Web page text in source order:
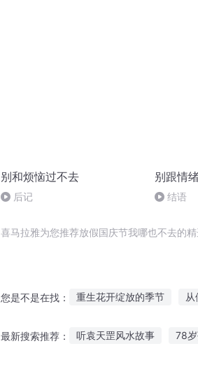
别和烦恼过不去
后记
别跟情
结语
喜马拉雅为您推荐放假国庆节我哪也不去的
您是不是在找： 重生花开绽放的季节
最新搜索推荐： 听袁天罡风水故事 78